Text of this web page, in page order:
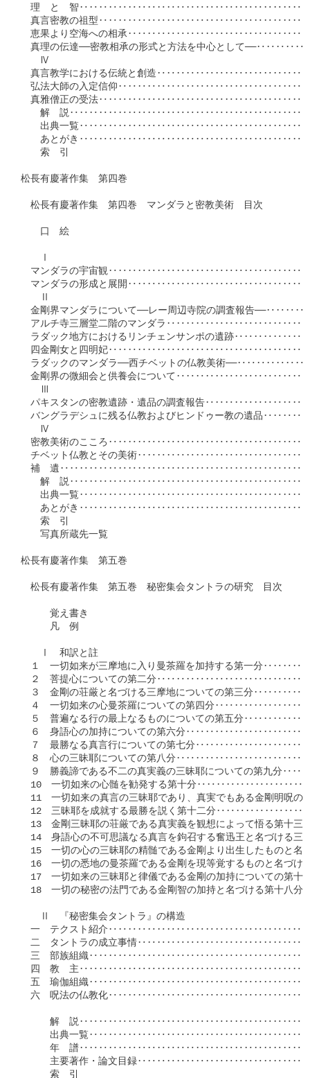
理　と　智
真言密教の祖型
恵果より空海への相承
真理の伝達──密教相承の形式と方法を中心として
Ⅳ
真言教学における伝統と創造
弘法大師の入定信仰
真雅僧正の受法
解　説
出典一覧
あとがき
索　引
松長有慶著作集　第四巻
松長有慶著作集　第四巻　マンダラと密教美術　目次
口　絵
マンダラの宇宙観
マンダラの形成と展開
金剛界マンダラについて──レー周辺寺院の調査報
アルチ寺三層堂二階のマンダラ
ラダック地方におけるリンチェンサンポの遺跡
四金剛女と四明妃
ラダックのマンダラ──西チベットの仏教美術
金剛界の微細会と供養会について
パキスタンの密教遺跡・遺品の調査報告
バングラデシュに残る仏教およびヒンドゥー教の
Ⅳ
密教美術のこころ
チベット仏教とその美術
補　遺
解　説
出典一覧
あとがき
索　引
写真所蔵先一覧
松長有慶著作集　第五巻
松長有慶著作集　第五巻　秘密集会タントラの研究　目次
覚え書き
凡　例
Ⅰ　和訳と註
１　一切如来が三摩地に入り曼茶羅を加持する第
２　菩提心についての第二分
３　金剛の荘厳と名づける三摩地についての第三
４　一切如来の心曼茶羅についての第四分
５　普遍なる行の最上なるものについての第五分
６　身語心の加持についての第六分
７　最勝なる真言行についての第七分
８　心の三昧耶についての第八分
９　勝義諦である不二の真実義の三昧耶について
10　一切如来の心髄を勧発する第十分
11　一切如来の真言の三昧耶であり、真実でもある金剛明
12　三昧耶を成就する最勝を説く第十二分
13　金剛三昧耶の荘厳である真実義を観想によって
14　身語心の不可思議なる真言を鉤召する奮迅王と名づ
15　一切の心の三昧耶の精髄である金剛より出生したも
16　一切の悉地の曼茶羅である金剛を現等覚するもの
17　一切如来の三昧耶と律儀である金剛の加持につ
18　一切の秘密の法門である金剛智の加持と名づけ
Ⅱ　『秘密集会タントラ』の構造
一　テクスト紹介
二　タントラの成立事情
三　部族組織
四　教　主
五　瑜伽組織
六　呪法の仏教化
解　説
出典一覧
年　譜
主要著作・論文目録
索　引